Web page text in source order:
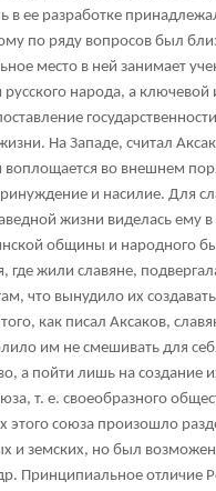
в ее разработке
по ряду вопросов был
место в ней занимает
русского народа, а ключевой
На Западе, считал
воплощается во внешнем
и насилие. Для
жизни виделась ему
общины и народного
где жили славяне,
что вынудило их создавать
как писал Аксаков,
им не смешивать для
а пойти лишь на создание
т. е. своеобразного
этого союза произошло
и земских, но был
Принципиальное отличие